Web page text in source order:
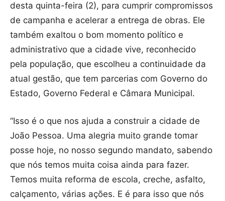
desta quinta-feira (2), para cumprir compromissos
de campanha e acelerar a entrega de obras. Ele
também exaltou o bom momento político e
administrativo que a cidade vive, reconhecido
pela população, que escolheu a continuidade da
atual gestão, que tem parcerias com Governo do
Estado, Governo Federal e Câmara Municipal.
“Isso é o que nos ajuda a construir a cidade de
João Pessoa. Uma alegria muito grande tomar
posse hoje, no nosso segundo mandato, sabendo
que nós temos muita coisa ainda para fazer.
Temos muita reforma de escola, creche, asfalto,
calçamento, várias ações. E é para isso que nós